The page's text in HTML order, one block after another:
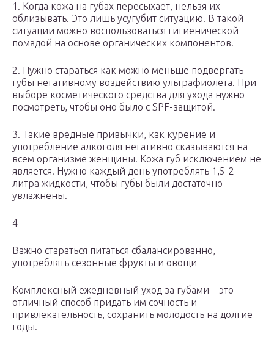
1. Когда кожа на губах пересыхает, нельзя их
облизывать. Это лишь усугубит ситуацию. В такой
ситуации можно воспользоваться гигиенической
помадой на основе органических компонентов.
2. Нужно стараться как можно меньше подвергать
губы негативному воздействию ультрафиолета. При
выборе косметического средства для ухода нужно
посмотреть, чтобы оно было с SPF-защитой.
3. Такие вредные привычки, как курение и
употребление алкоголя негативно сказываются на
всем организме женщины. Кожа губ исключением не
является. Нужно каждый день употреблять 1,5-2
литра жидкости, чтобы губы были достаточно
увлажнены.
4
Важно стараться питаться сбалансированно,
употреблять сезонные фрукты и овощи
Комплексный ежедневный уход за губами – это
отличный способ придать им сочность и
привлекательность, сохранить молодость на долгие
годы.